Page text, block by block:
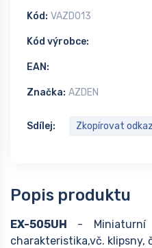
Kód: VAZD013
Kód výrobce:
EAN:
Značka: AZDEN
Sdílej: Zkopírovat odkaz
Popis produktu
EX-505UH - Miniaturní
charakteristika,vč. klipsny,